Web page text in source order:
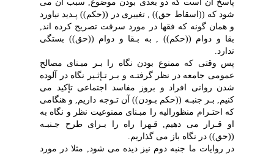
پاسخ آن است که دو بعدى بودن موضوع, سبب آن مى
شود که ((اسقاط حق)) , تغییرى در ((حکم)) پـدید نیاورد
و همان گونه که فقها در مورد سرقت تصریح کرده اند,
بقا و دوام ((حکم)) , به بـقا و دوام ((حق)) بستگى
ندارد.
پس وقتى که ممنوع بودن نگاه را بـر مبـناى مصالح
عمومى جامعه در نظر گرفتـه و بـر تـإثـیر نگاه در آلوده
شدن روانى افراد و بروز مفاسد اجتماعى تإکید مى
کنیم, بـر جنبـه ((حکم بـودن)) آن تـوجه داریم, و هنگامى
که احتـرام منظورالیه را مبـناى ممنوعیت نظر و نگاه به
او قـرار مى دهیم, قـهرا راه را بـراى طرح جـنبـه
((حق)) در نگاه باز مى گذاریم.
در روایات ما جنبه دوم نیز دیده مى شود, مثلا در مورد